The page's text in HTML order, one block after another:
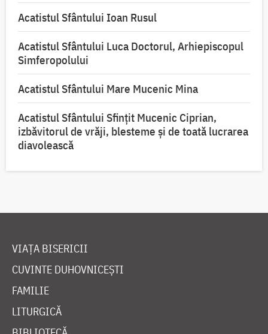
Acatistul Sfântului Ioan Rusul
Acatistul Sfântului Luca Doctorul, Arhiepiscopul
Simferopolului
Acatistul Sfântului Mare Mucenic Mina
Acatistul Sfântului Sfințit Mucenic Ciprian,
izbăvitorul de vrăji, blesteme și de toată lucrarea
diavolească
VIAȚA BISERICII
CUVINTE DUHOVNICEȘTI
FAMILIE
LITURGICĂ